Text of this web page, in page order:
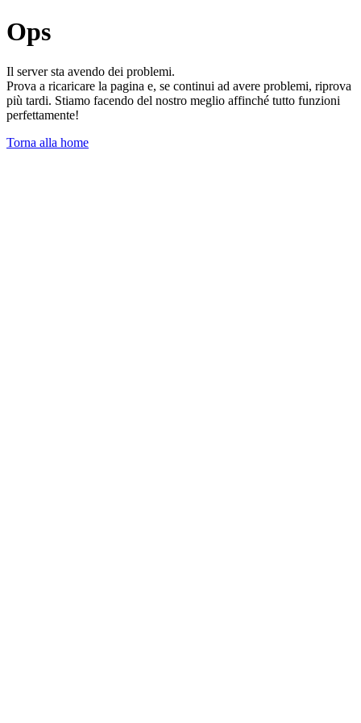
Ops
Il server sta avendo dei problemi.
Prova a ricaricare la pagina e, se continui ad avere problemi, riprova
più tardi. Stiamo facendo del nostro meglio affinché tutto funzioni
perfettamente!
Torna alla home